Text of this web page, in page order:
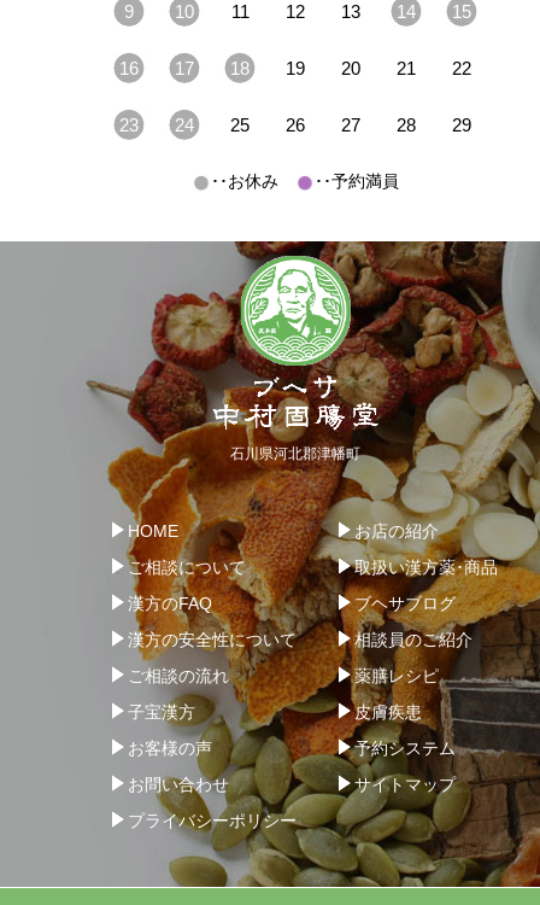
9 10 11 12 13 14 15
16 17 18 19 20 21 22
23 24 25 26 27 28 29
･･お休み ･･予約満員
石川県河北郡津幡町
HOME
お店の紹介
ご相談について
取扱い漢方薬･商品
漢方のFAQ
ブヘサブログ
漢方の安全性について
相談員のご紹介
ご相談の流れ
薬膳レシピ
子宝漢方
皮膚疾患
お客様の声
予約システム
お問い合わせ
サイトマップ
プライバシーポリシー